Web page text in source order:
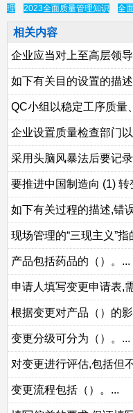
理
2023全面质量管理知识 全
相关内容
企业应当对上至高层领
如下有关目的设置的描
QC小组以稳定工序质量
企业设置质量检查部门
采用头脑风暴法后要记
要推进中国制造向 (1)
如下有关过程的描述,错
现场管理的“三现主义”
产品包括药品的（）。...
申请人填写变更申请表,
根据变更对产品（）的
变更分级可分为（）。...
对变更进行评估,包括但
变更流程包括（）。...